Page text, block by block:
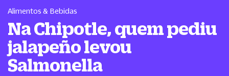
Alimentos & Bebidas
Na Chipotle, quem pediu
jalapeño levou
Salmonella